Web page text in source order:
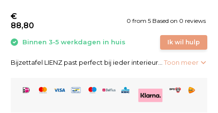
0 from 5 Based on 0 reviews
Ik wil hulp
€
88,80
Binnen 3-5 werkdagen in huis
Bijzettafel LIENZ past perfect bij ieder interieur...Toon meer